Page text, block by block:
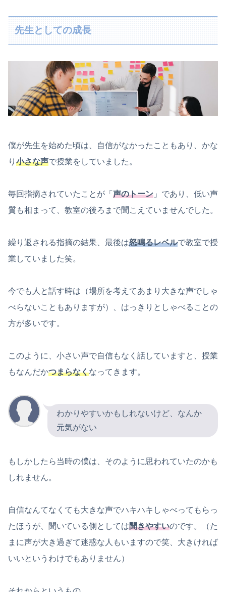
先生としての成長
僕が先生を始めた頃は、自信がなかったこともあり、かな
り 小さな声で授業をしていました。
毎回指摘されていたことが「 声のトーン 」であり、低い声
質も相まって、教室の後ろまで聞こえていませんでした。
繰り返される指摘の結果、最後は怒鳴るレベルで教室で授
業していました笑。
今でも人と話す時は（場所を考えてあまり大きな声でしゃ
べらないこともありますが）、はっきりとしゃべることの
方が多いです。
このように、小さい声で自信もなく話していますと、授業
もなんだかつまらなくなってきます。
わかりやすいかもしれないけど、なんか
元気がない
もしかしたら当時の僕は、そのように思われていたのかも
しれません。
自信なんてなくても大きな声でハキハキしゃべってもらっ
たほうが、聞いている側としては聞きやすいのです。（た
まに声が大き過ぎて迷惑な人もいますので笑、大きければ
いいというわけでもありません）